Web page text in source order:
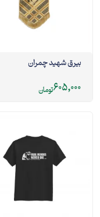
بیرق شهید چمران
605,000تومان